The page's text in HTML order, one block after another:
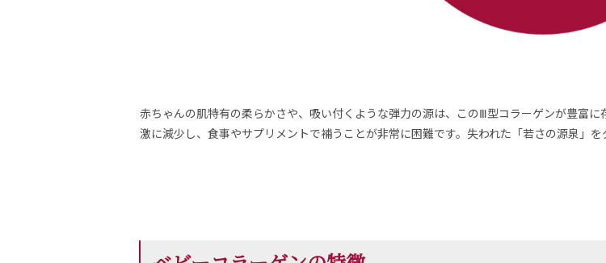
赤ちゃんの肌特有の柔らかさや、吸い付くような弾力の源は、このⅢ型コラーゲンが豊富
激に減少し、食事やサプリメントで補うことが非常に困難です。失われた「若さの源泉」を